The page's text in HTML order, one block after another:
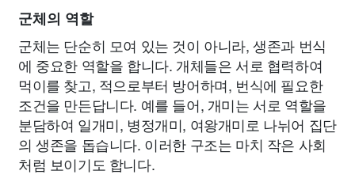
군체의 역할
군체는 단순히 모여 있는 것이 아니라, 생존과 번식
에 중요한 역할을 합니다. 개체들은 서로 협력하여
먹이를 찾고, 적으로부터 방어하며, 번식에 필요한
조건을 만든답니다. 예를 들어, 개미는 서로 역할을
분담하여 일개미, 병정개미, 여왕개미로 나뉘어 집단
의 생존을 돕습니다. 이러한 구조는 마치 작은 사회
처럼 보이기도 합니다.